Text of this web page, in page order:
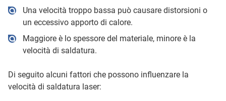
Una velocità troppo bassa può causare distorsioni o
un eccessivo apporto di calore.
Maggiore è lo spessore del materiale, minore è la
velocità di saldatura.
Di seguito alcuni fattori che possono influenzare la
velocità di saldatura laser: